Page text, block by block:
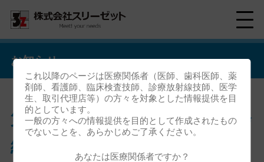
お知らせ
第13回日本小児耳鼻咽喉科学会
総会・学術講演会 出展のお知
これ以降のページは医療関係者（医師、歯科医師、薬
剤師、看護師、臨床検査技師、診療放射線技師、医学
生、取引代理店等）の方々を対象とした情報提供を目
的としています。
一般の方々への情報提供を目的として作成されたもの
でないことを、あらかじめご了承ください。
あなたは医療関係者ですか？